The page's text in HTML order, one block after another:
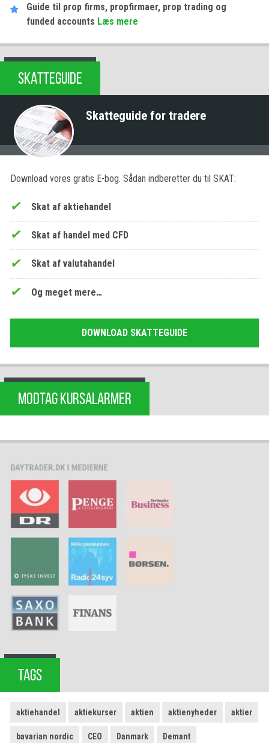
Guide til prop firms, propfirmaer, prop trading og
funded accounts Læs mere
SKATTEGUIDE
Skatteguide for tradere
Download vores gratis E-bog. Sådan indberetter du til SKAT:
Skat af aktiehandel
Skat af handel med CFD
Skat af valutahandel
Og meget mere…
DOWNLOAD SKATTEGUIDE
MODTAG KURSALARMER
TAGS
aktiehandel aktiekurser aktien aktienyheder aktier
bavarian nordic CEO Danmark Demant